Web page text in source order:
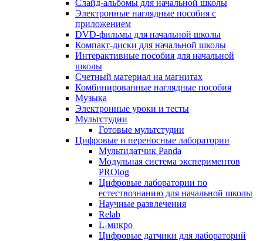
Слайд-альбомы для начальной школы
Электронные наглядные пособия с
приложением
DVD-фильмы для начальной школы
Компакт-диски для начальной школы
Интерактивные пособия для начальной
школы
Счетный материал на магнитах
Комбинированные наглядные пособия
Музыка
Электронные уроки и тесты
Мультстудии
Готовые мультстудии
Цифровые и переносные лаборатории
Мультидатчик Panda
Модульная система экспериментов
PROlog
Цифровые лаборатории по
естествознанию для начальной школы
Научные развлечения
Relab
L-микро
Цифровые датчики для лабораторий